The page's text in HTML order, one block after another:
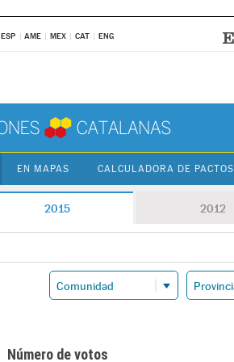
ESP AME MEX CAT ENG
EN MAPAS CALCULADORA DE PACTOS
2015 2012
Número de votos